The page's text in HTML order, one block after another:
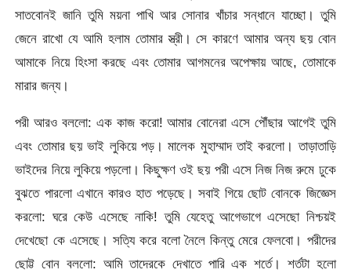
সাতবোনই জানি তুমি ময়না পাখি আর সোনার খাঁচার সন্ধানে যাচ্ছো। তুমি
জেনে রাখো যে আমি হলাম তোমার স্ত্রী। সে কারণে আমার অন্য ছয় বোন
আমাকে নিয়ে হিংসা করছে এবং তোমার আগমনের অপেক্ষায় আছে, তোমাকে
মারার জন্য।
পরী আরও বললো: এক কাজ করো! আমার বোনেরা এসে পৌঁছার আগেই তুমি
এবং তোমার ছয় ভাই লুকিয়ে পড়। মালেক মুহাম্মাদ তাই করলো। তাড়াতাড়ি
ভাইদের নিয়ে লুকিয়ে পড়লো। কিছুক্ষণ ওই ছয় পরী এসে নিজ নিজ রুমে ঢুকে
বুঝতে পারলো এখানে কারও হাত পড়েছে। সবাই গিয়ে ছোট বোনকে জিজ্ঞেস
করলো: ঘরে কেউ এসেছে নাকি! তুমি যেহেতু আগেভাগে এসেছো নিশ্চয়ই
দেখেছো কে এসেছে। সত্যি করে বলো নৈলে কিন্তু মেরে ফেলবো। পরীদের
ছোট্ট বোন বললো: আমি তাদেরকে দেখাতে পারি এক শর্তে। শর্তটা হলো